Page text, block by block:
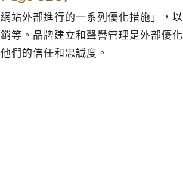
站外部進行的一系列優化措施」，
等。品牌建立和聲譽管理是外部優
們的信任和忠誠度。